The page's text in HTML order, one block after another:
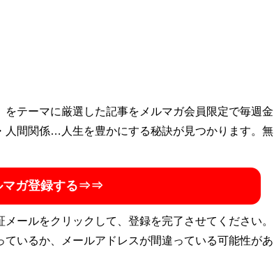
17年以上の美容歴で培った技術と知識で、世の中に
ヘアケアマイスター」の資格を保持し、技術面以外で
」
テーマに厳選した記事をメルマガ会員限定で毎週金
人間関係…人生を豊かにする秘訣が見つかります。無
マガ登録する⇒⇒
ールをクリックして、登録を完了させてください。
いるか、メールアドレスが間違っている可能性があ